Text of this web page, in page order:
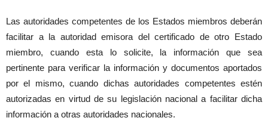
Las autoridades competentes de los Estados miembros deberán
facilitar a la autoridad emisora del certificado de otro Estado
miembro, cuando esta lo solicite, la información que sea
pertinente para verificar la información y documentos aportados
por el mismo, cuando dichas autoridades competentes estén
autorizadas en virtud de su legislación nacional a facilitar dicha
información a otras autoridades nacionales.